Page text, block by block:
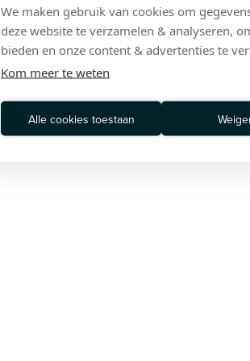
We maken gebruik van cookies om
deze website te verzamelen & analyseren,
bieden en onze content & advertenties te
Kom meer te weten
Alle cookies toestaan
+32 3 25 25 502
© 2026,